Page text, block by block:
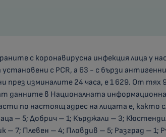
с коронавирусна инфекция лица у
с PCR, а 63 - с бързи
изминалите 24 часа, е 1 629. От тях
данните в Националната
по настоящ адрес на лицата е, както
– 5; Добрич – 1; Кърджали – 3;
– 7; Плевен – 4; Пловдив – 5; Разград – 1;